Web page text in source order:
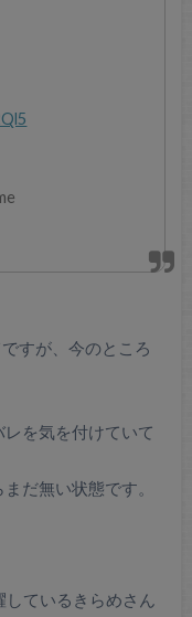
すが、今のところ
を気を付けていて
だ無い状態です。
ているきらめさん